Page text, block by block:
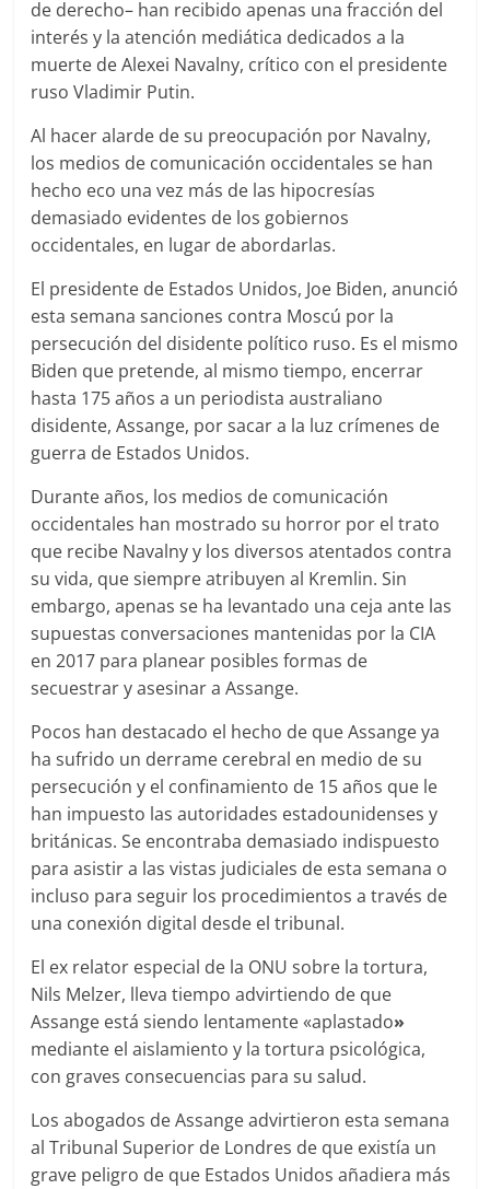
de derecho– han recibido apenas una fracción del
interés y la atención mediática dedicados a la
muerte de Alexei Navalny, crítico con el presidente
ruso Vladimir Putin.
Al hacer alarde de su preocupación por Navalny,
los medios de comunicación occidentales se han
hecho eco una vez más de las hipocresías
demasiado evidentes de los gobiernos
occidentales, en lugar de abordarlas.
El presidente de Estados Unidos, Joe Biden, anunció
esta semana sanciones contra Moscú por la
persecución del disidente político ruso. Es el mismo
Biden que pretende, al mismo tiempo, encerrar
hasta 175 años a un periodista australiano
disidente, Assange, por sacar a la luz crímenes de
guerra de Estados Unidos.
Durante años, los medios de comunicación
occidentales han mostrado su horror por el trato
que recibe Navalny y los diversos atentados contra
su vida, que siempre atribuyen al Kremlin. Sin
embargo, apenas se ha levantado una ceja ante las
supuestas conversaciones mantenidas por la CIA
en 2017 para planear posibles formas de
secuestrar y asesinar a Assange.
Pocos han destacado el hecho de que Assange ya
ha sufrido un derrame cerebral en medio de su
persecución y el confinamiento de 15 años que le
han impuesto las autoridades estadounidenses y
británicas. Se encontraba demasiado indispuesto
para asistir a las vistas judiciales de esta semana o
incluso para seguir los procedimientos a través de
una conexión digital desde el tribunal.
El ex relator especial de la ONU sobre la tortura,
Nils Melzer, lleva tiempo advirtiendo de que
Assange está siendo lentamente «aplastado»
mediante el aislamiento y la tortura psicológica,
con graves consecuencias para su salud.
Los abogados de Assange advirtieron esta semana
al Tribunal Superior de Londres de que existía un
grave peligro de que Estados Unidos añadiera más